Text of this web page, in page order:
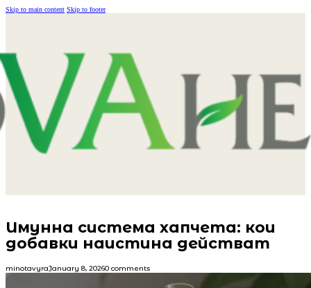
Skip to main content Skip to footer
Имунна система хапчета: кои
добавки наистина действат
minotavyraJanuary 8, 20260 comments